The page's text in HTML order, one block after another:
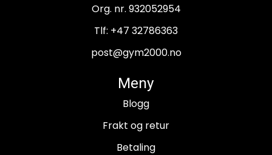
Org. nr. 932052954
Tlf: +47 32786363
post@gym2000.no
Meny
Blogg
Frakt og retur
Betaling